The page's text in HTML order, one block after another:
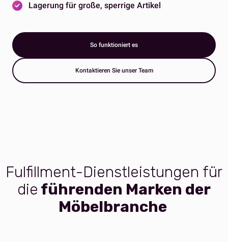
Lagerung für große, sperrige Artikel
So funktioniert es
Kontaktieren Sie unser Team
Fulfillment-Dienstleistungen für
die führenden Marken der
Möbelbranche